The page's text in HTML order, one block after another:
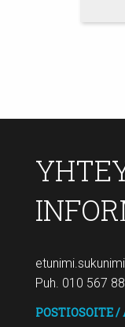
Puh. 010 567
POSTIOSOITE /